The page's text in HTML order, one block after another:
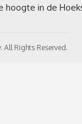
Rights Reserved.